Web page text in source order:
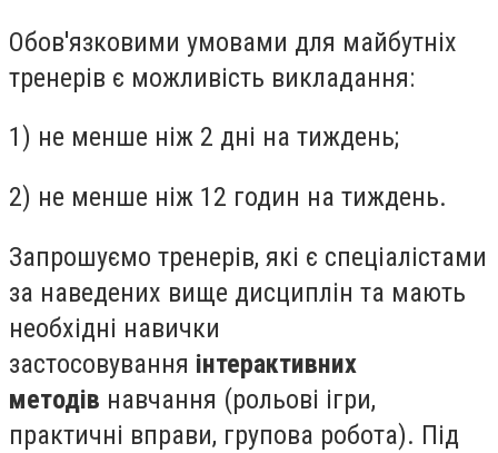
Обов'язковими умовами для майбутніх
тренерів є можливість викладання:
1) не менше ніж 2 дні на тиждень;
2) не менше ніж 12 годин на тиждень.
Запрошуємо тренерів, які є спеціалістами
за наведених вище дисциплін та мають
необхідні навички
застосовування інтерактивних
методів навчання (рольові ігри,
практичні вправи, групова робота). Під